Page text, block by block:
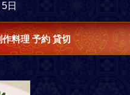
日
料理 予約 貸切